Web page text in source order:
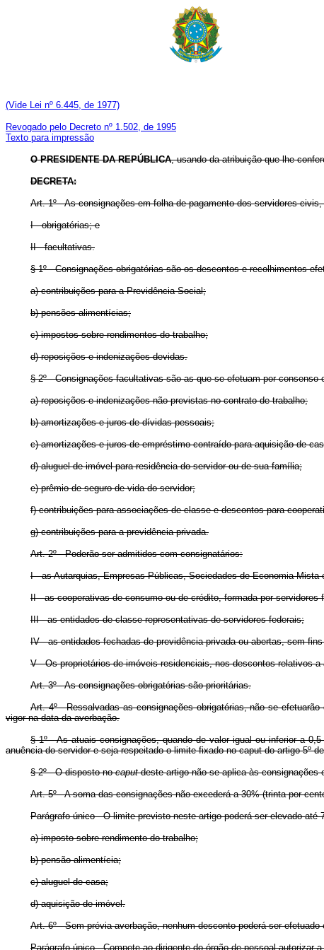
(Vide Lei nº 6.445, de 1977)
Revogado pelo Decreto nº 1.502, de 1995
Texto para impressão
O PRESIDENTE DA REPÚBLICA, usando da atribuição que lhe
DECRETA:
Art. 1º - As consignações em folha de pagamento dos servidores
I - obrigatórias; e
II - facultativas.
§ 1º - Consignações obrigatórias são os descontos e recolhimentos
a) contribuições para a Previdência Social;
b) pensões alimentícias;
c) impostos sobre rendimentos do trabalho;
d) reposições e indenizações devidas.
§ 2º - Consignações facultativas são as que se efetuam por
a) reposições e indenizações não previstas no contrato de trabalho;
b) amortizações e juros de dívidas pessoais;
c) amortizações e juros de empréstimo contraído para aquisição de
d) aluguel de imóvel para residência do servidor ou de sua família;
e) prêmio de seguro de vida do servidor;
f) contribuições para associações de classe e descontos para
g) contribuições para a previdência privada.
Art. 2º - Poderão ser admitidos com consignatários:
I - as Autarquias, Empresas Públicas, Sociedades de Economia
II - as cooperativas de consumo ou de crédito, formada por servidores
III - as entidades de classe representativas de servidores federais;
IV - as entidades fechadas de previdência privada ou abertas, sem
V - Os proprietários de imóveis residenciais, nos descontos relativos a
Art. 3º - As consignações obrigatórias são prioritárias.
Art. 4º - Ressalvadas as consignações obrigatórias, não se
vigor na data da averbação.
§ 1º -As atuais consignações, quando de valor igual ou inferior a
anuência do servidor e seja respeitado o limite fixado nocaputdo artigo 5º
§ 2º - O disposto nocaputdeste artigo não se aplica às
Art. 5º - A soma das consignações não excederá a 30% (trinta por
Parágrafo único - O limite previsto neste artigo poderá ser elevado
a) imposto sobre rendimento do trabalho;
b) pensão alimentícia;
c) aluguel de casa;
d) aquisição de imóvel.
Art. 6º - Sem prévia averbação, nenhum desconto poderá ser
Parágrafo único - Compete ao dirigente do órgão de pessoal autorizar